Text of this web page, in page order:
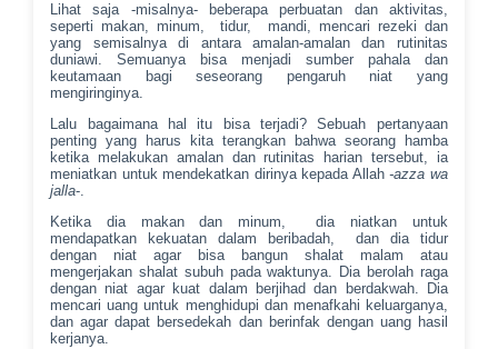
Lihat saja -misalnya- beberapa perbuatan dan aktivitas,
seperti makan, minum, tidur, mandi, mencari rezeki dan
yang semisalnya di antara amalan-amalan dan rutinitas
duniawi. Semuanya bisa menjadi sumber pahala dan
keutamaan bagi seseorang pengaruh niat yang
mengiringinya.
Lalu bagaimana hal itu bisa terjadi? Sebuah pertanyaan
penting yang harus kita terangkan bahwa seorang hamba
ketika melakukan amalan dan rutinitas harian tersebut, ia
meniatkan untuk mendekatkan dirinya kepada Allah-azza wa
jalla-.
Ketika dia makan dan minum, dia niatkan untuk
mendapatkan kekuatan dalam beribadah, dan dia tidur
dengan niat agar bisa bangun shalat malam atau
mengerjakan shalat subuh pada waktunya. Dia berolah raga
dengan niat agar kuat dalam berjihad dan berdakwah. Dia
mencari uang untuk menghidupi dan menafkahi keluarganya,
dan agar dapat bersedekah dan berinfak dengan uang hasil
kerjanya.